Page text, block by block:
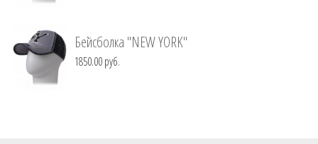
Бейсболка "NEW YORK"
1850.00 руб.